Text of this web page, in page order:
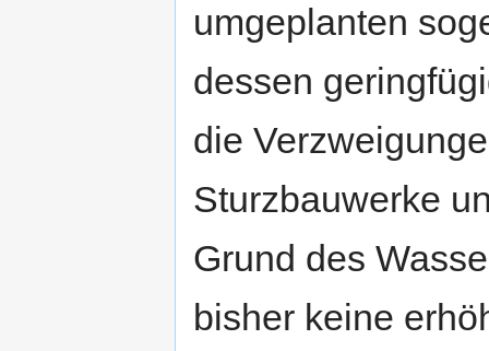
umgeplanten
dessen
die
Sturzbauwerke
Grund des
bisher keine